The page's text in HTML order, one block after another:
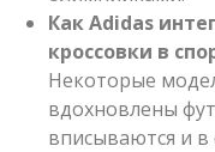
Как Adidas
кроссовки в
Некоторые
вдохновлены
вписываются и в